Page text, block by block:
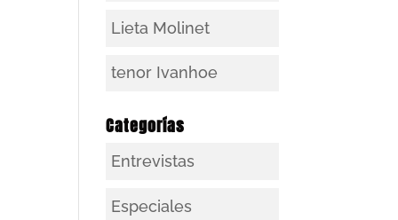
Lieta Molinet
tenor Ivanhoe
Categorías
Entrevistas
Especiales